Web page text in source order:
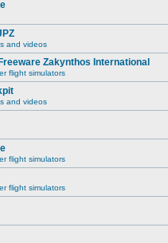
and videos
Zakynthos International
flight simulators
and videos
flight simulators
flight simulators